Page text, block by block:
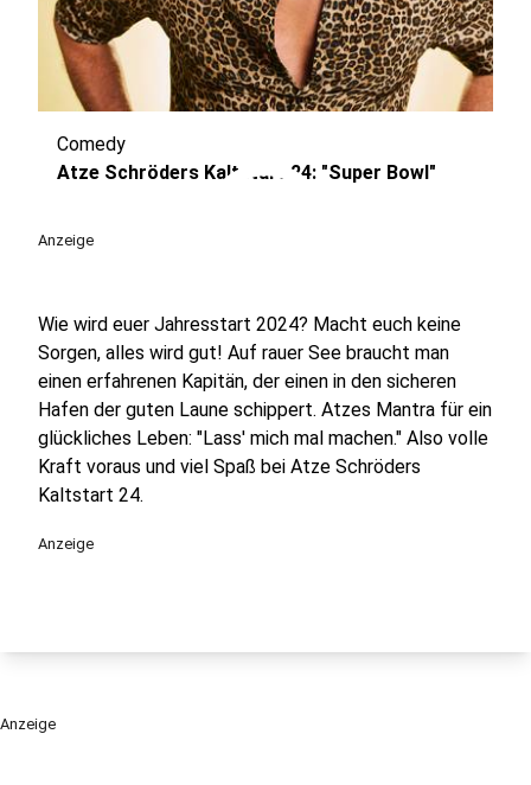
play_circle
Comedy
Atze Schröders Kaltstart 24: "Super Bowl"
Anzeige
Wie wird euer Jahresstart 2024? Macht euch keine
Sorgen, alles wird gut! Auf rauer See braucht man
einen erfahrenen Kapitän, der einen in den sicheren
Hafen der guten Laune schippert. Atzes Mantra für ein
glückliches Leben: "Lass' mich mal machen." Also volle
Kraft voraus und viel Spaß bei Atze Schröders
Kaltstart 24.
Anzeige
Anzeige